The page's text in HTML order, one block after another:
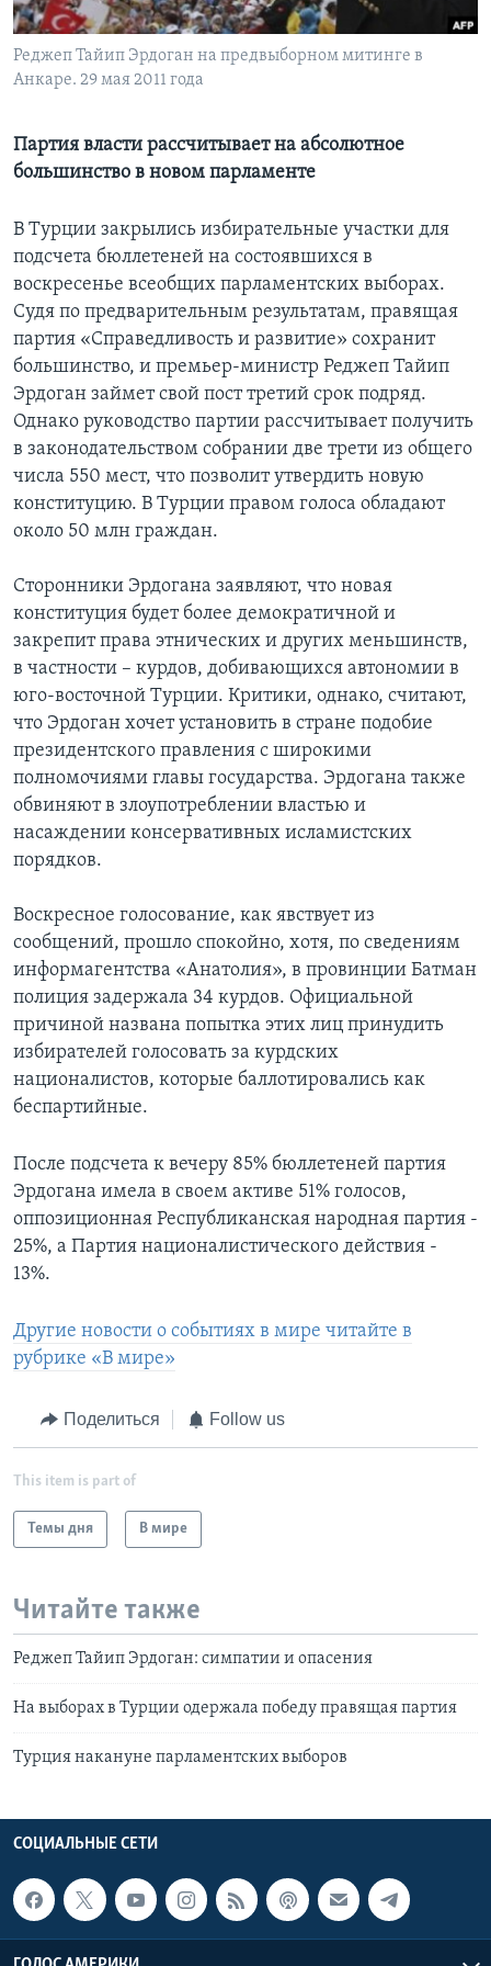
Learning English
Реджеп Тайип Эрдоган на предвыборном митинге в
Анкаре. 29 мая 2011 года
Партия власти рассчитывает на абсолютное
большинство в новом парламенте
В Турции закрылись избирательные участки для
подсчета бюллетеней на состоявшихся в
воскресенье всеобщих парламентских выборах.
Судя по предварительным результатам, правящая
партия «Справедливость и развитие» сохранит
большинство, и премьер-министр Реджеп Тайип
Эрдоган займет свой пост третий срок подряд.
Однако руководство партии рассчитывает получить
в законодательством собрании две трети из общего
числа 550 мест, что позволит утвердить новую
конституцию. В Турции правом голоса обладают
около 50 млн граждан.
Сторонники Эрдогана заявляют, что новая
конституция будет более демократичной и
закрепит права этнических и других меньшинств,
в частности – курдов, добивающихся автономии в
юго-восточной Турции. Критики, однако, считают,
что Эрдоган хочет установить в стране подобие
президентского правления с широкими
полномочиями главы государства. Эрдогана также
обвиняют в злоупотреблении властью и
насаждении консервативных исламистских
порядков.
Воскресное голосование, как явствует из
сообщений, прошло спокойно, хотя, по сведениям
информагентства «Анатолия», в провинции Батман
полиция задержала 34 курдов. Официальной
причиной названа попытка этих лиц принудить
избирателей голосовать за курдских
националистов, которые баллотировались как
беспартийные.
После подсчета к вечеру 85% бюллетеней партия
Эрдогана имела в своем активе 51% голосов,
оппозиционная Республиканская народная партия -
25%, а Партия националистического действия -
13%.
Другие новости о событиях в мире читайте в
рубрике «В мире»
Поделиться Follow us
This item is part of
Темы дня В мире
Читайте также
Реджеп Тайип Эрдоган: симпатии и опасения
На выборах в Турции одержала победу правящая партия
Турция накануне парламентских выборов
СОЦИАЛЬНЫЕ СЕТИ